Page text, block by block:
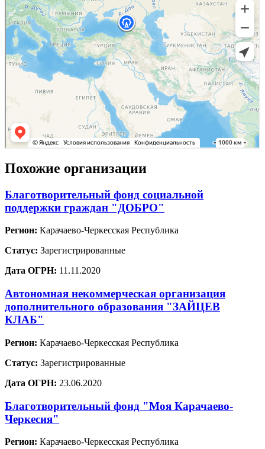
Похожие организации
Благотворительный фонд социальной
поддержки граждан "ДОБРО"
Регион: Карачаево-Черкесская Республика
Статус: Зарегистрированные
Дата ОГРН: 11.11.2020
Автономная некоммерческая организация
дополнительного образования "ЗАЙЦЕВ
КЛАБ"
Регион: Карачаево-Черкесская Республика
Статус: Зарегистрированные
Дата ОГРН: 23.06.2020
Благотворительный фонд "Моя Карачаево-
Черкесия"
Регион: Карачаево-Черкесская Республика